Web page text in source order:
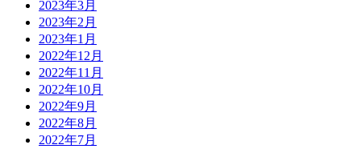
2023年3月
2023年2月
2023年1月
2022年12月
2022年11月
2022年10月
2022年9月
2022年8月
2022年7月